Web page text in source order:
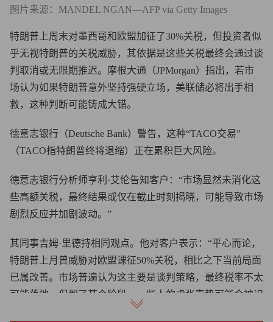
图片来源：MANDEL NGAN—AFP via Getty Images
特朗普上周末对墨西哥和欧盟加征了30%关税，但投资者似
乎无视特朗普的关税威胁，其依据是这些关税最终会通过谈
判取消或无限期推迟。摩根大通（JPMorgan）指出，若市
场认为如果特朗普意外坚持强硬立场，美联储必将出手相
救，这种判断可能铸成大错。
德意志银行（Deutsche Bank）警告，这种“TACO交易”
（TACO指特朗普终将退缩）正在累积巨大风险。
德意志银行分析师亨利·艾伦告知客户：“市场显然未消化这
些高额关税，最终结果或仅在截止时刻揭晓，可能导致市场
剧烈反应并加剧波动。”
其同事吉姆·里德持相同观点。他对客户表示：“平心而论，
特朗普上月曾威胁对欧盟课征50%关税，相比之下当前局面
已属改善。市场普遍认为这主要是谈判策略，最终税率不太
可能落地。但到了某个阶段，一些人的虚张声势可能会被识
破。当前美国风险市场逼近高位，债券市场相对稳定，特朗